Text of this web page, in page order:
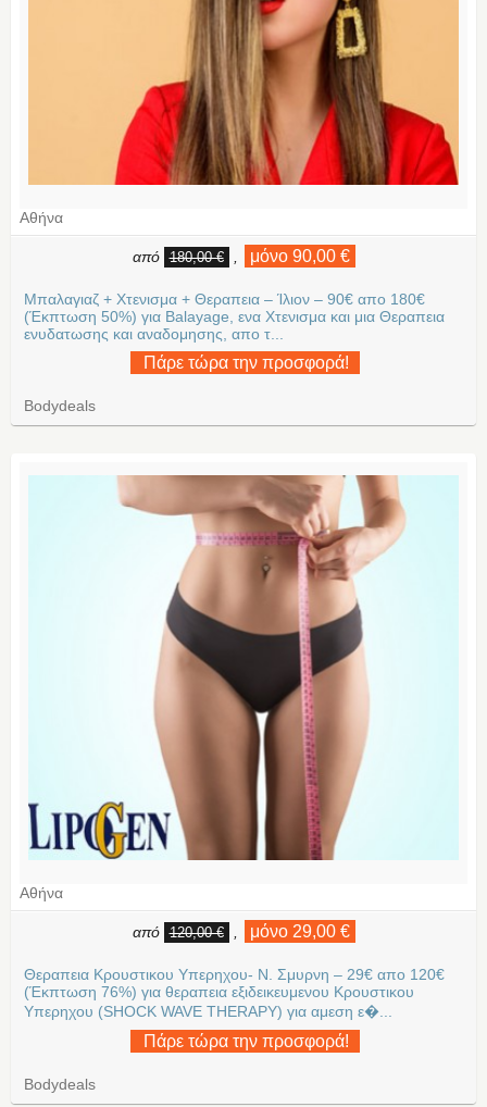
Αθήνα
από 180,00 € μόνο 90,00 €
Μπαλαγιαζ + Χτενισμα + Θεραπεια – Ίλιον – 90€ απο 180€
(Έκπτωση 50%) για Balayage, ενα Χτενισμα και μια Θεραπεια
ενυδατωσης και αναδομησης, απο τ...
Πάρε τώρα την προσφορά!
Bodydeals
Αθήνα
από 120,00 € μόνο 29,00 €
Θεραπεια Κρουστικου Υπερηχου- Ν. Σμυρνη – 29€ απο 120€
(Έκπτωση 76%) για θεραπεια εξιδεικευμενου Κρουστικου
Υπερηχου (SHOCK WAVE THERAPY) για αμεση ε�...
Πάρε τώρα την προσφορά!
Bodydeals